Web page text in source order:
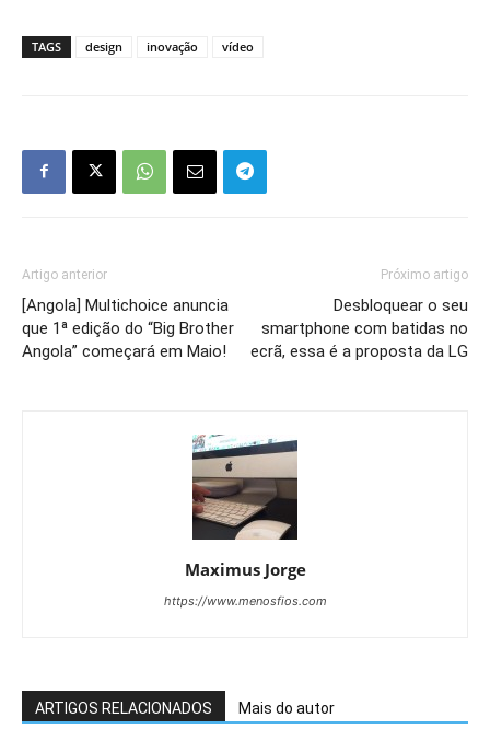
TAGS design inovação vídeo
Artigo anterior
[Angola] Multichoice anuncia
que 1ª edição do “Big Brother
Angola” começará em Maio!
Próximo artigo
Desbloquear o seu
smartphone com batidas no
ecrã, essa é a proposta da LG
Maximus Jorge
https://www.menosfios.com
ARTIGOS RELACIONADOS Mais do autor